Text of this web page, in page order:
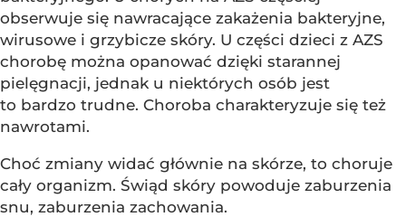
obserwuje się nawracające zakażenia bakteryjne,
wirusowe i grzybicze skóry. U części dzieci z AZS
chorobę można opanować dzięki starannej
pielęgnacji, jednak u niektórych osób jest
to bardzo trudne. Choroba charakteryzuje się też
nawrotami.
Choć zmiany widać głównie na skórze, to choruje
cały organizm. Świąd skóry powoduje zaburzenia
snu, zaburzenia zachowania.